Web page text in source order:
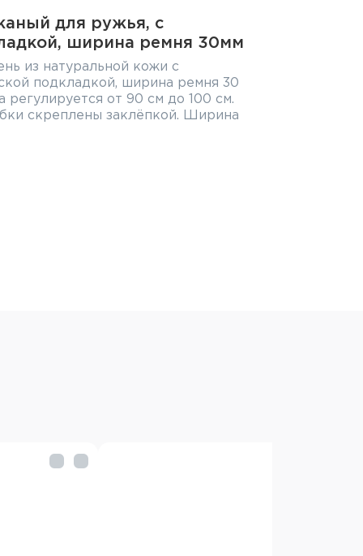
для ружья, с
ширина ремня 30мм
из натуральной кожи с
подкладкой, ширина ремня 30
от 90 см до 100 см.
скреплены заклёпкой. Ширина